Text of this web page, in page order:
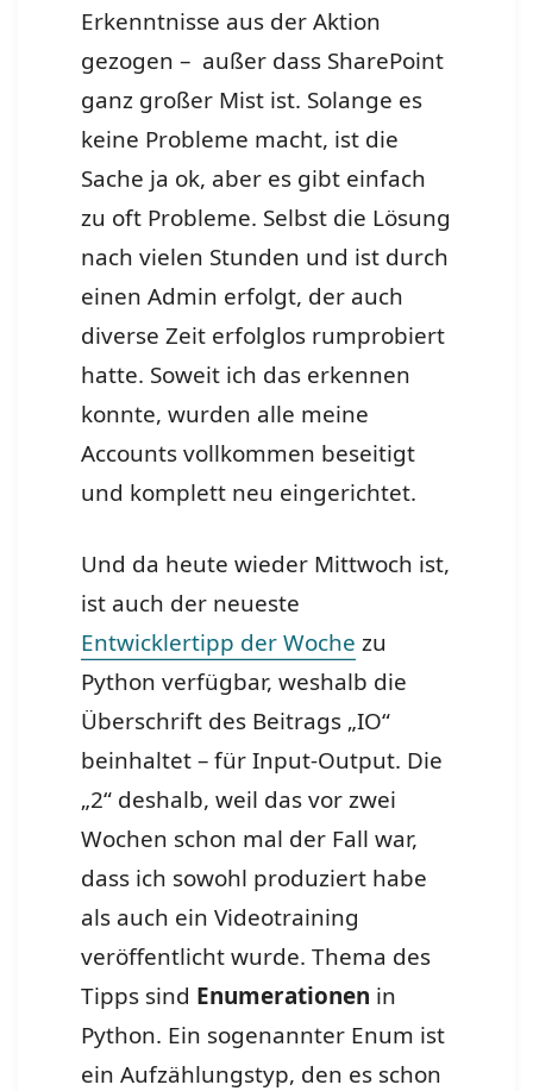
Erkenntnisse aus der Aktion
gezogen – außer dass SharePoint
ganz großer Mist ist. Solange es
keine Probleme macht, ist die
Sache ja ok, aber es gibt einfach
zu oft Probleme. Selbst die Lösung
nach vielen Stunden und ist durch
einen Admin erfolgt, der auch
diverse Zeit erfolglos rumprobiert
hatte. Soweit ich das erkennen
konnte, wurden alle meine
Accounts vollkommen beseitigt
und komplett neu eingerichtet.
Und da heute wieder Mittwoch ist,
ist auch der neueste
Entwicklertipp der Woche zu
Python verfügbar, weshalb die
Überschrift des Beitrags „IO“
beinhaltet – für Input-Output. Die
„2“ deshalb, weil das vor zwei
Wochen schon mal der Fall war,
dass ich sowohl produziert habe
als auch ein Videotraining
veröffentlicht wurde. Thema des
Tipps sind Enumerationen in
Python. Ein sogenannter Enum ist
ein Aufzählungstyp, den es schon